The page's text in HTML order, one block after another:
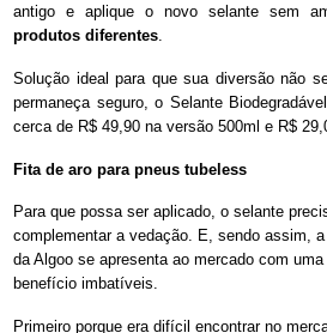
antigo e aplique o novo selante sem
produtos diferentes
Solução ideal para que sua diversão não
permaneça seguro, o Selante
cerca de R$ 49,90 na versão 500ml e R$
Fita de aro para pneus tubeless
Para que possa ser aplicado, o selante
complementar a vedação. E, sendo assim,
da Algoo se apresenta ao mercado com
benefício imbatíveis.
Primeiro porque era difícil encontrar no